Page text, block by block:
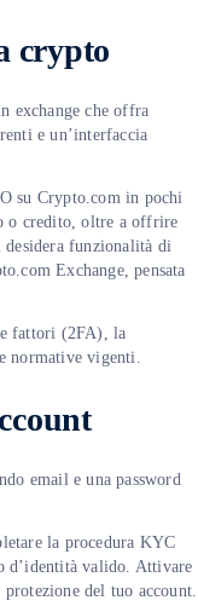
crypto
exchange che offra
e un’interfaccia
su Crypto.com in pochi
o credito, oltre a offrire
funzionalità di
Exchange, pensata
fattori (2FA), la
normative vigenti.
email e una password
la procedura KYC
d’identità valido. Attivare
del tuo account.